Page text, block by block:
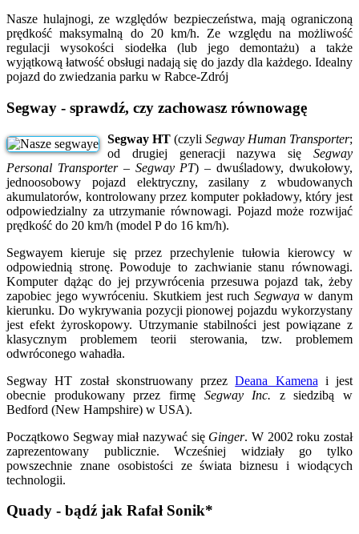
Nasze hulajnogi, ze względów bezpieczeństwa, mają ograniczoną
prędkość maksymalną do 20 km/h. Ze względu na możliwość
regulacji wysokości siodełka (lub jego demontażu) a także
wyjątkową łatwość obsługi nadają się do jazdy dla każdego. Idealny
pojazd do zwiedzania parku w Rabce-Zdrój
Segway - sprawdź, czy zachowasz równowagę
Segway HT (czyli Segway Human Transporter;
od drugiej generacji nazywa się Segway
Personal Transporter – Segway PT) – dwuśladowy, dwukołowy,
jednoosobowy pojazd elektryczny, zasilany z wbudowanych
akumulatorów, kontrolowany przez komputer pokładowy, który jest
odpowiedzialny za utrzymanie równowagi. Pojazd może rozwijać
prędkość do 20 km/h (model P do 16 km/h).
Segwayem kieruje się przez przechylenie tułowia kierowcy w
odpowiednią stronę. Powoduje to zachwianie stanu równowagi.
Komputer dążąc do jej przywrócenia przesuwa pojazd tak, żeby
zapobiec jego wywróceniu. Skutkiem jest ruch Segwayaw danym
kierunku. Do wykrywania pozycji pionowej pojazdu wykorzystany
jest efekt żyroskopowy. Utrzymanie stabilności jest powiązane z
klasycznym problemem teorii sterowania, tzw. problemem
odwróconego wahadła.
Segway HT został skonstruowany przezDeana Kamena i jest
obecnie produkowany przez firmę Segway Inc. z siedzibą w
Bedford (New Hampshire) w USA).
Początkowo Segway miał nazywać się Ginger. W 2002 roku został
zaprezentowany publicznie. Wcześniej widziały go tylko
powszechnie znane osobistości ze świata biznesu i wiodących
technologii.
Quady - bądź jak Rafał Sonik*